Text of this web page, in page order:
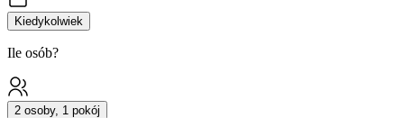
Kiedykolwiek
Ile osób?
2 osoby, 1 pokój